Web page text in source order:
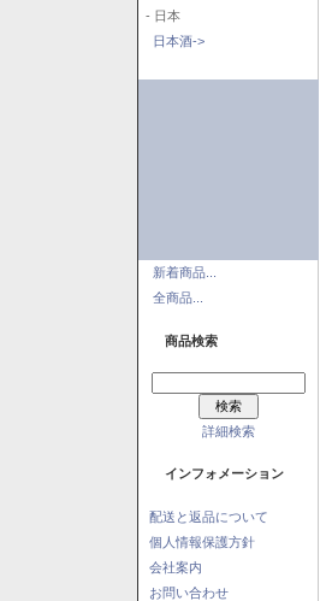
- 日本
日本酒->
新着商品...
全商品...
商品検索
詳細検索
インフォメーション
配送と返品について
個人情報保護方針
会社案内
お問い合わせ